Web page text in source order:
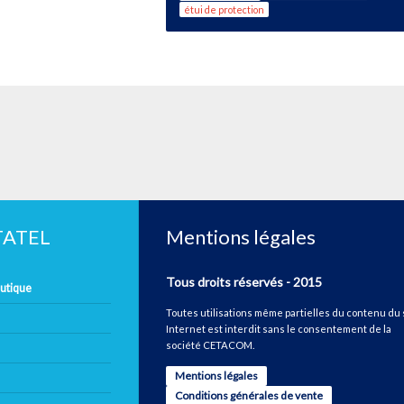
étui de protection
Mentions légales
Tous droits réservés - 2015
Toutes utilisations même partielles du contenu du
Internet est interdit sans le consentement de la
société CETACOM.
Mentions légales
Conditions générales de vente